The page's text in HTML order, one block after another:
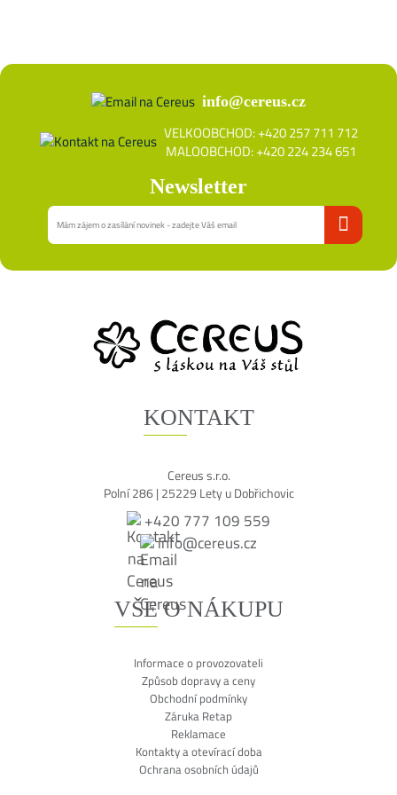
info@cereus.cz
VELKOOBCHOD: +420 257 711 712
MALOOBCHOD: +420 224 234 651
Newsletter
KONTAKT
Cereus s.r.o.
Polní 286 | 25229 Lety u Dobřichovic
+420 777 109 559
info@cereus.cz
VŠE O NÁKUPU
Informace o provozovateli
Způsob dopravy a ceny
Obchodní podmínky
Záruka Retap
Reklamace
Kontakty a otevírací doba
Ochrana osobních údajů